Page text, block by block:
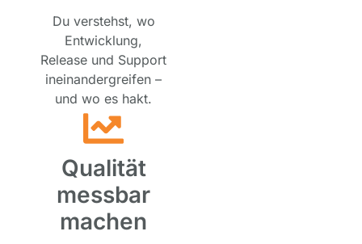
Du verstehst, wo
Entwicklung,
Release und Support
ineinandergreifen –
und wo es hakt.
Qualität
messbar
machen